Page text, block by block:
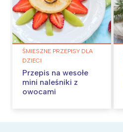
ŚMIESZNE PRZEPISY DLA
DZIECI
Przepis na wesołe
mini naleśniki z
owocami